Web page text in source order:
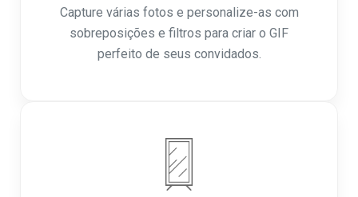
Capture várias fotos e personalize-as com
sobreposições e filtros para criar o GIF
perfeito de seus convidados.